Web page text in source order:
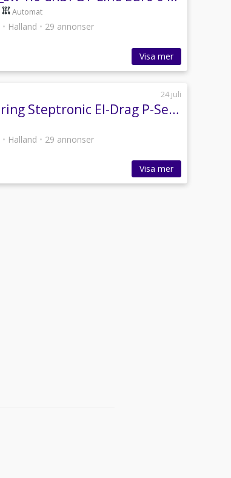
Automat
• Halland • 29 annonser
Visa mer
24 juli
BMW 520d Touring Steptronic El-Drag P-Sensorer Svensksåld
• Halland • 29 annonser
Visa mer